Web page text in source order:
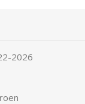
2026